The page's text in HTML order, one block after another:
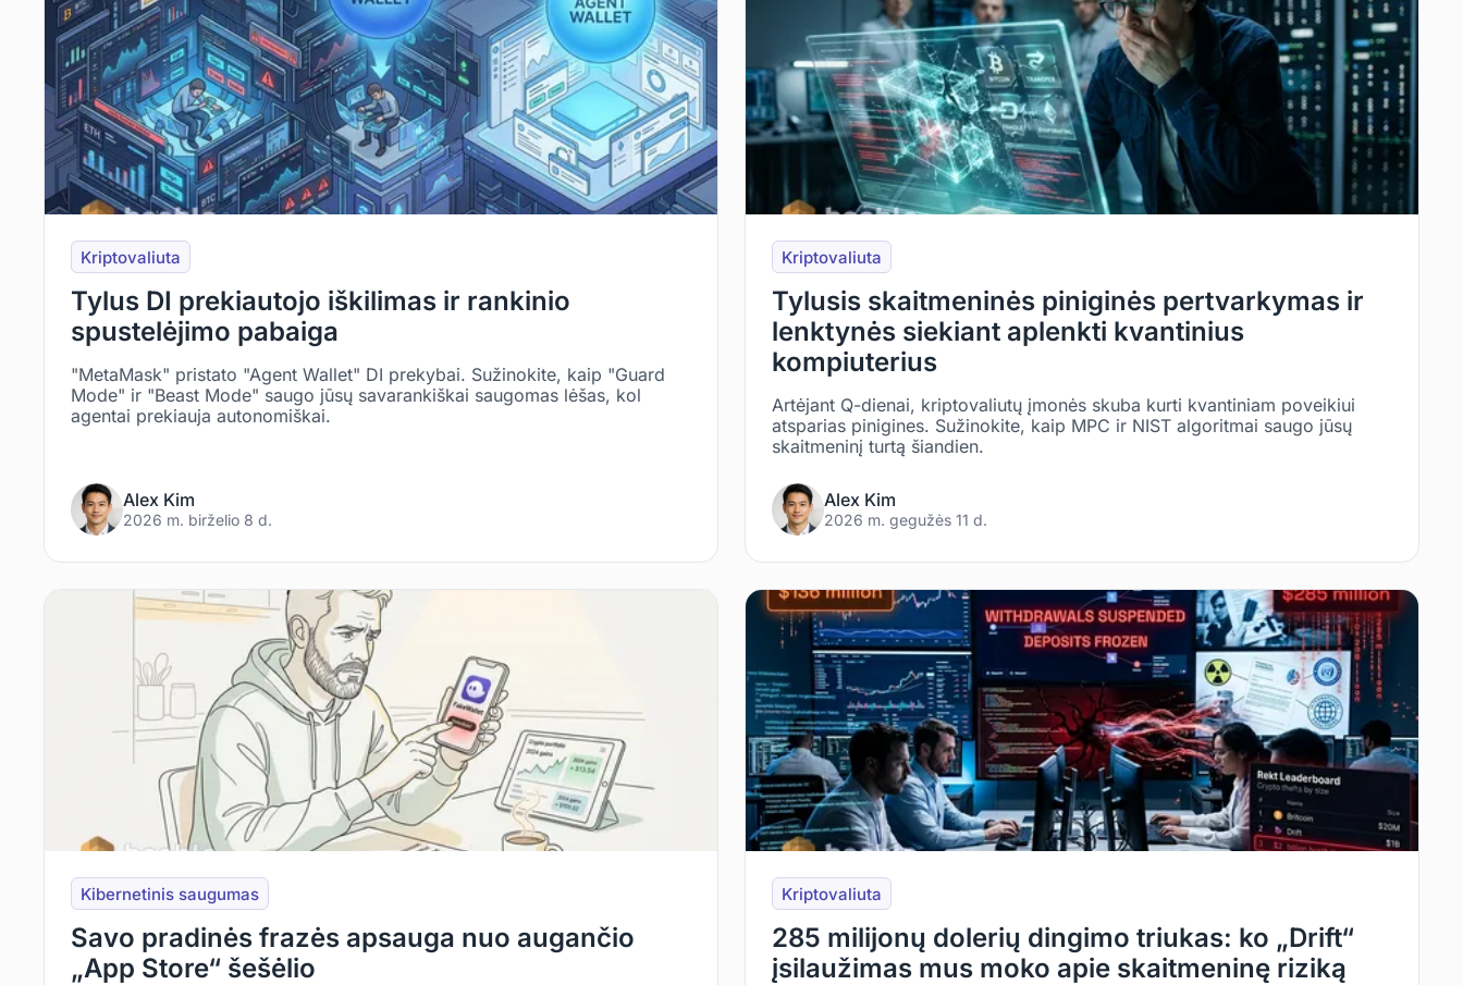
Kriptovaliuta
Tylus DI prekiautojo iškilimas ir rankinio
spustelėjimo pabaiga
"MetaMask" pristato "Agent Wallet" DI prekybai. Sužinokite, kaip "Guard
Mode" ir "Beast Mode" saugo jūsų savarankiškai saugomas lėšas, kol
agentai prekiauja autonomiškai.
Alex Kim
2026 m. birželio 8 d.
Kriptovaliuta
Tylusis skaitmeninės piniginės pertvarkymas ir
lenktynės siekiant aplenkti kvantinius
kompiuterius
Artėjant Q-dienai, kriptovaliutų įmonės skuba kurti kvantiniam poveikiui
atsparias pinigines. Sužinokite, kaip MPC ir NIST algoritmai saugo jūsų
skaitmeninį turtą šiandien.
Alex Kim
2026 m. gegužės 11 d.
Kibernetinis saugumas
Savo pradinės frazės apsauga nuo augančio
„App Store“ šešėlio
Kriptovaliuta
285 milijonų dolerių dingimo triukas: ko „Drift“
įsilaužimas mus moko apie skaitmeninę riziką